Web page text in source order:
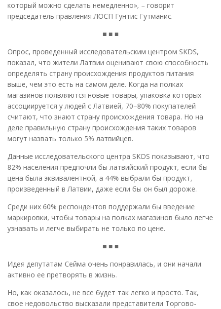
который можно сделать немедленно», – говорит
председатель правления ЛОСП Гунтис Гутманис.
■ ■ ■
Опрос, проведенный исследовательским центром SKDS,
показал, что жители Латвии оценивают свою способность
определять страну происхождения продуктов питания
выше, чем это есть на самом деле. Когда на полках
магазинов появляются новые товары, упаковка которых
ассоциируется у людей с Латвией, 70–80% покупателей
считают, что знают страну происхождения товара. Но на
деле правильную страну происхождения таких товаров
могут назвать только 5% латвийцев.
Данные исследовательского центра SKDS показывают, что
82% населения предпочли бы латвийский продукт, если бы
цена была эквивалентной, а 44% выбрали бы продукт,
произведенный в Латвии, даже если бы он был дороже.
Среди них 60% респондентов поддержали бы введение
маркировки, чтобы товары на полках магазинов было легче
узнавать и легче выбирать не только по цене.
■ ■ ■
Идея депутатам Сейма очень понравилась, и они начали
активно ее претворять в жизнь.
Но, как оказалось, не все будет так легко и просто. Так,
свое недовольство высказали представители Торгово-